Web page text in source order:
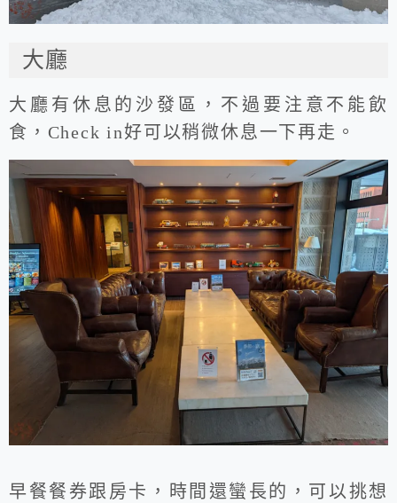
大廳
大廳有休息的沙發區，不過要注意不能飲
食，Check in好可以稍微休息一下再走。
早餐餐券跟房卡，時間還蠻長的，可以挑想